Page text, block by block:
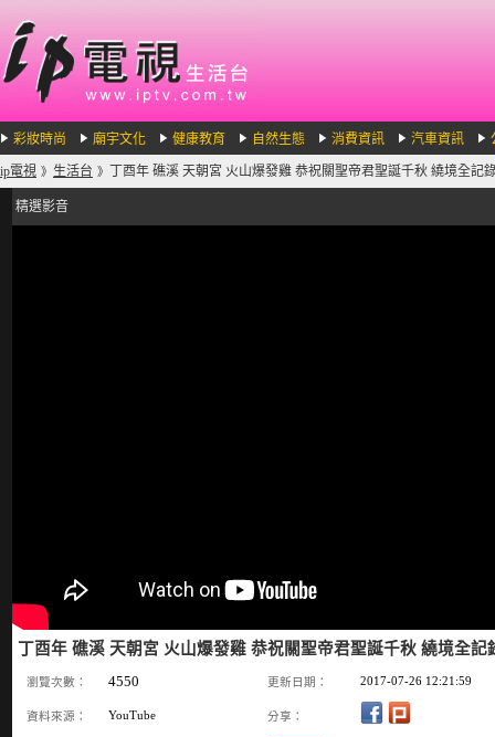
彩妝時尚 廟宇文化 健康教育 自然生態 消費資訊 汽車資訊
ip電視 》 生活台 》 丁酉年 礁溪 天朝宮 火山爆發雞 恭祝關聖帝君聖誕千秋 繞境全記
精選影音
丁酉年 礁溪 天朝宮 火山爆發雞 恭祝關聖帝君聖誕千秋 繞境全記
瀏覽次數： 4550 更新日期： 2017-07-26 12:21:59
資料來源： YouTube 分享：